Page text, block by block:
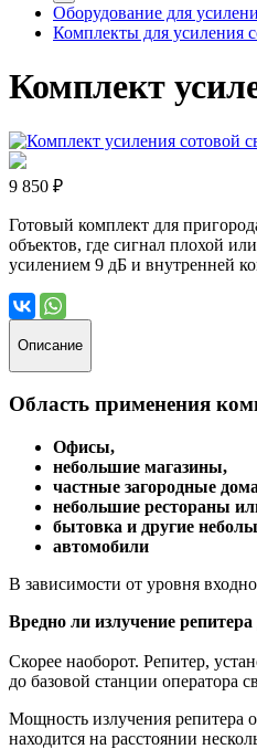
Оборудование для
Комплекты для усиления
Комплект
9 850 ₽
Готовый комплект для
объектов, где сигнал плохой
усилением 9 дБ и внутренней
Описание
Область применения
Офисы,
небольшие магазины,
частные загородные
небольшие рестораны
бытовка и другие
автомобили
В зависимости от уровня
Вредно ли излучение репитера
Скорее наоборот. Репитер,
до базовой станции оператора
Мощность излучения репитера
находится на расстоянии